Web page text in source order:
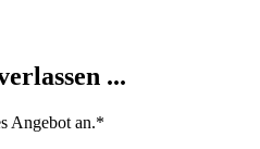
...
Angebot an.*